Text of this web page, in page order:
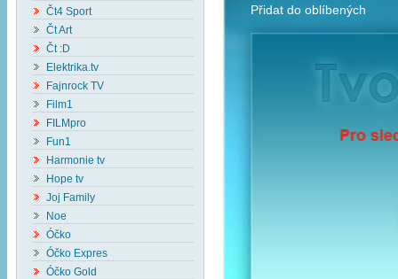
Čt4 Sport
Čt Art
Čt :D
Elektrika.tv
Fajnrock TV
Film1
FILMpro
Fun1
Harmonie tv
Hope tv
Joj Family
Noe
Óčko
Óčko Expres
Óčko Gold
Přidat do oblíbených